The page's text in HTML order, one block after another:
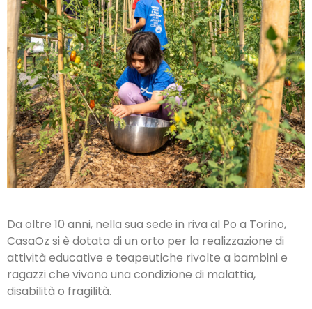
Da oltre 10 anni, nella sua sede in riva al Po a Torino,
CasaOz si è dotata di un orto per la realizzazione di
attività educative e teapeutiche rivolte a bambini e
ragazzi che vivono una condizione di malattia,
disabilità o fragilità.